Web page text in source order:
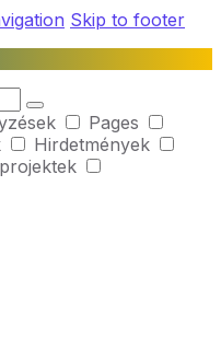
Skip to footer
Pages
Hirdetmények